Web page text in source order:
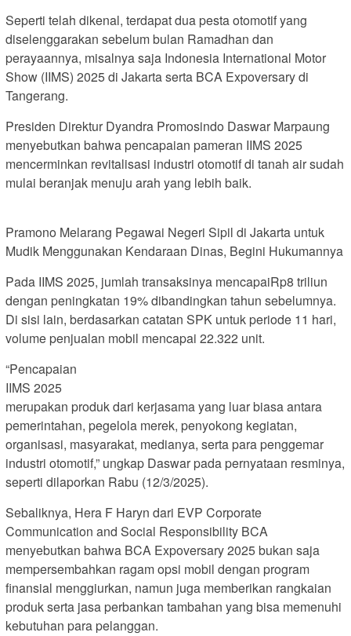
Seperti telah dikenal, terdapat dua pesta otomotif yang
diselenggarakan sebelum bulan Ramadhan dan
perayaannya, misalnya saja Indonesia International Motor
Show (IIMS) 2025 di Jakarta serta BCA Expoversary di
Tangerang.
Presiden Direktur Dyandra Promosindo Daswar Marpaung
menyebutkan bahwa pencapaian pameran IIMS 2025
mencerminkan revitalisasi industri otomotif di tanah air sudah
mulai beranjak menuju arah yang lebih baik.
Pramono Melarang Pegawai Negeri Sipil di Jakarta untuk
Mudik Menggunakan Kendaraan Dinas, Begini Hukumannya
Pada IIMS 2025, jumlah transaksinya mencapaiRp8 triliun
dengan peningkatan 19% dibandingkan tahun sebelumnya.
Di sisi lain, berdasarkan catatan SPK untuk periode 11 hari,
volume penjualan mobil mencapai 22.322 unit.
“Pencapaian
IIMS 2025
merupakan produk dari kerjasama yang luar biasa antara
pemerintahan, pegelola merek, penyokong kegiatan,
organisasi, masyarakat, medianya, serta para penggemar
industri otomotif,” ungkap Daswar pada pernyataan resminya,
seperti dilaporkan Rabu (12/3/2025).
Sebaliknya, Hera F Haryn dari EVP Corporate
Communication and Social Responsibility BCA
menyebutkan bahwa BCA Expoversary 2025 bukan saja
mempersembahkan ragam opsi mobil dengan program
finansial menggiurkan, namun juga memberikan rangkaian
produk serta jasa perbankan tambahan yang bisa memenuhi
kebutuhan para pelanggan.